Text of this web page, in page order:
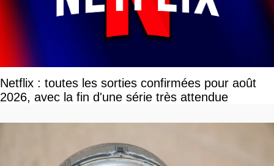
Netflix : toutes les sorties confirmées pour août
2026, avec la fin d'une série très attendue